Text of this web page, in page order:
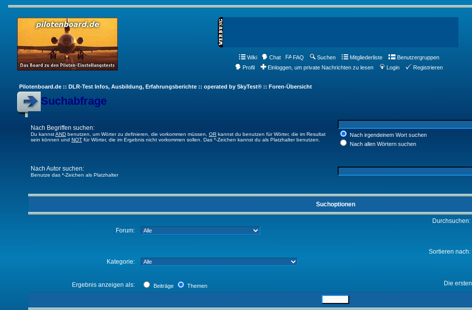
Wiki Chat FAQ Suchen Mitgliederliste
Benutzergruppen
Profil
Einloggen, um private Nachrichten zu lesen Login Registrieren
Pilotenboard.de :: DLR-Test Infos, Ausbildung, Erfahrungsberichte :: operated by SkyTest® :: Foren-Übersicht
Suchabfrage
Nach Begriffen suchen:
Du kannstAND benutzen, um Wörter zu definieren, die vorkommen müssen, OR kannst du benutzen für Wörter, die im Resultat
sein können und NOT für Wörter, die im Ergebnis nicht vorkommen sollen. Das *-Zeichen kannst du als Platzhalter benutzen.
Nach irgendeinem Wort suchen
Nach allen Wörtern suchen
Nach Autor suchen:
Benutze das *-Zeichen als Platzhalter
Suchoptionen
Forum:
Durchsuchen:
Kategorie:
Sortieren nach:
Ergebnis anzeigen als: Beiträge Themen Die ersten